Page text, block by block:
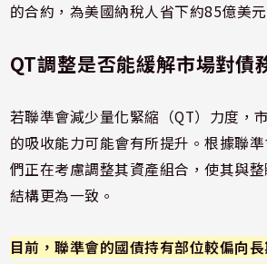
的合約，為美國納稅人省下約85億美元
QT調整是否能緩解市場對債
若聯準會減少量化緊縮（QT）力度，
的吸收能力可能會有所提升。根據聯
們正在考慮調整其資產組合，使其與
結構更為一致。
目前，聯準會的國債持有部位較偏向